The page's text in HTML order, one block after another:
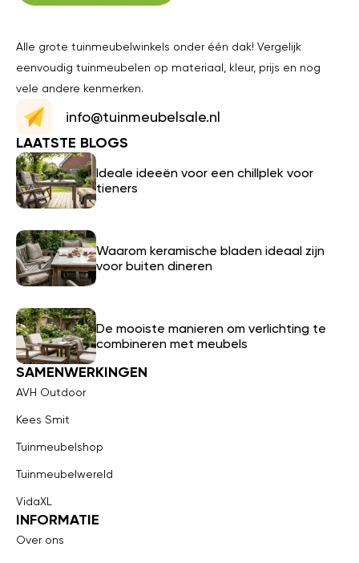
Alle grote tuinmeubelwinkels onder één dak! Vergelijk
eenvoudig tuinmeubelen op materiaal, kleur, prijs en nog
vele andere kenmerken.
info@tuinmeubelsale.nl
LAATSTE BLOGS
Ideale ideeën voor een chillplek voor
tieners
Waarom keramische bladen ideaal zijn
voor buiten dineren
De mooiste manieren om verlichting te
combineren met meubels
SAMENWERKINGEN
AVH Outdoor
Kees Smit
Tuinmeubelshop
Tuinmeubelwereld
VidaXL
INFORMATIE
Over ons